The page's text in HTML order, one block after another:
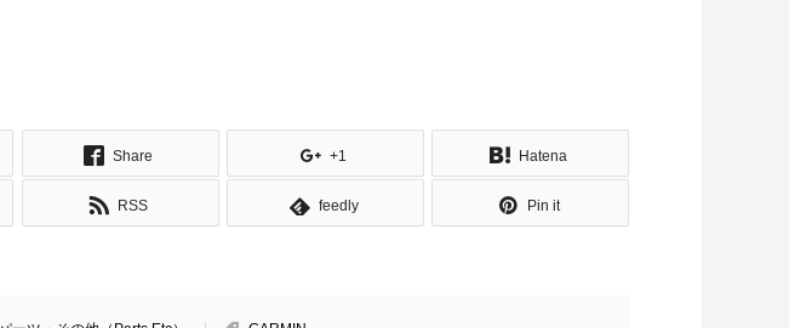
Share +1 Hatena
RSS feedly Pin it